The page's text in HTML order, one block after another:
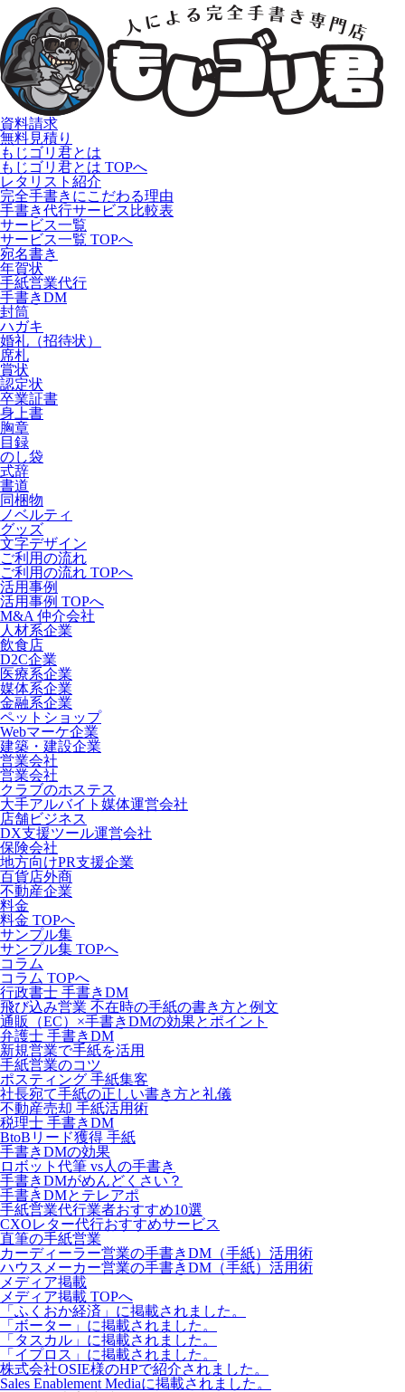
資料請求
無料見積り
もじゴリ君とは
もじゴリ君とは TOPへ
レタリスト紹介
完全手書きにこだわる理由
手書き代行サービス比較表
サービス一覧
サービス一覧 TOPへ
宛名書き
年賀状
手紙営業代行
手書きDM
封筒
ハガキ
婚礼（招待状）
席札
賞状
認定状
卒業証書
身上書
胸章
目録
のし袋
式辞
書道
同梱物
ノベルティ
グッズ
文字デザイン
ご利用の流れ
ご利用の流れ TOPへ
活用事例
活用事例 TOPへ
M&A 仲介会社
人材系企業
飲食店
D2C企業
医療系企業
媒体系企業
金融系企業
ペットショップ
Webマーケ企業
建築・建設企業
営業会社
営業会社
クラブのホステス
大手アルバイト媒体運営会社
店舗ビジネス
DX支援ツール運営会社
保険会社
地方向けPR支援企業
百貨店外商
不動産企業
料金
料金 TOPへ
サンプル集
サンプル集 TOPへ
コラム
コラム TOPへ
行政書士 手書きDM
飛び込み営業 不在時の手紙の書き方と例文
通販（EC）×手書きDMの効果とポイント
弁護士 手書きDM
新規営業で手紙を活用
手紙営業のコツ
ポスティング 手紙集客
社長宛て手紙の正しい書き方と礼儀
不動産売却 手紙活用術
税理士 手書きDM
BtoBリード獲得 手紙
手書きDMの効果
ロボット代筆 vs人の手書き
手書きDMがめんどくさい？
手書きDMとテレアポ
手紙営業代行業者おすすめ10選
CXOレター代行おすすめサービス
直筆の手紙営業
カーディーラー営業の手書きDM（手紙）活用術
ハウスメーカー営業の手書きDM（手紙）活用術
メディア掲載
メディア掲載 TOPへ
「ふくおか経済」に掲載されました。
「ボーター」に掲載されました。
「タスカル」に掲載されました。
「イプロス」に掲載されました。
株式会社OSIE様のHPで紹介されました。
Sales Enablement Mediaに掲載されました。